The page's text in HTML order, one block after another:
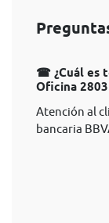
☎ ¿Cuál es
Oficina 2803
Atención al
bancaria